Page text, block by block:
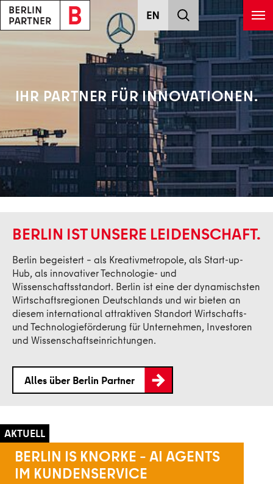
Zum Hauptinhalt springen
IHR PARTNER FÜR INNOVATIONEN.
IHR PARTNER AUS DEM HERZEN
DER HAUPTSTADT.
BERLIN IST UNSERE LEIDENSCHAFT.
Berlin begeistert – als Kreativmetropole, als Start-up-
Hub, als innovativer Technologie- und
Wissenschaftsstandort. Berlin ist eine der dynamischsten
Wirtschaftsregionen Deutschlands und wir bieten an
diesem international attraktiven Standort Wirtschafts-
und Technologieförderung für Unternehmen, Investoren
und Wissenschaftseinrichtungen.
Alles über Berlin Partner
INVESTITIONS-REKORD FÜR
BERLIN